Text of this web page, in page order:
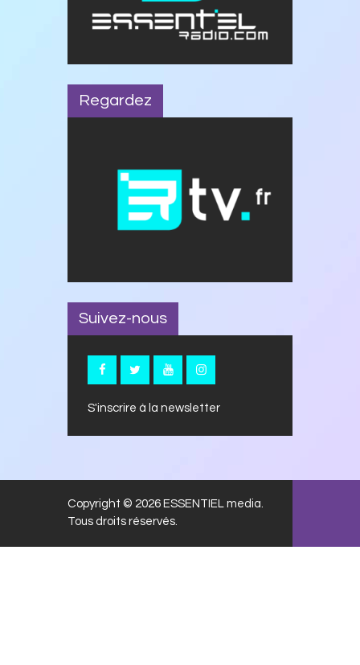
Regardez
Suivez-nous
S'inscrire à la newsletter
Copyright © 2026 ESSENTIEL media.
Tous droits réservés.